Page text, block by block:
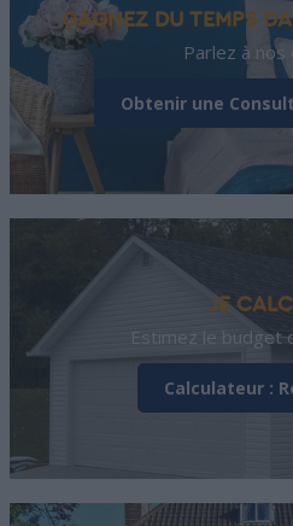
GAGNEZ DU TEMPS
Parlez à
Obtenir une
JE
Estimez le budget
Calculateur :